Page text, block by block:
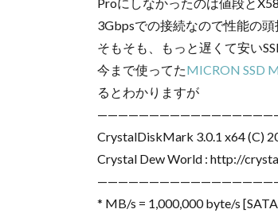
3Gbpsでの接続なので性能の
そもそも、もっと遅くて安い
今まで使ってたMICRON SSD
るとわかりますが
CrystalDiskMark 3.0.1 x64 (C)
Crystal Dew World : http://
* MB/s = 1,000,000 byte/s